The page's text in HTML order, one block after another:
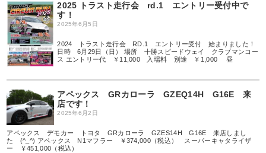
2025 トラスト走行会 rd.1 エントリー受付中で
す！
2025年6月5日
2024 トラスト走行会 RD.1 エントリー受付 始まりました！
日時 6月29日（日） 場所 十勝スピードウェイ クラブマンコー
ス エントリー代 ￥11,000 入場料 別途 ￥1,000 昼
アペックス GRカローラ GZEQ14H G16E 来
店です！
2025年6月2日
アペックス デモカー トヨタ GRカローラ GZES14H G16E 来店しまし
た (^_^) アペックス N1マフラー ￥374,000（税込） スーパーキャタライザ
ー ￥451,000（税込）